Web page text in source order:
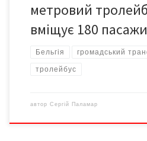
метровий
вміщує 180
Бельгія громадський
тролейбус
автор Сергій Паламар